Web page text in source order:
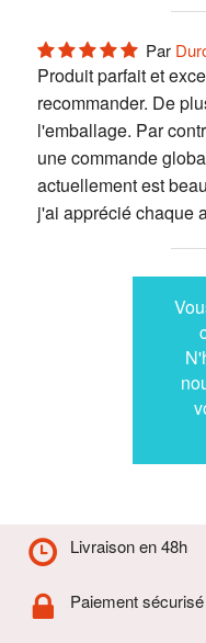
Par
Produit parfait et
recommander. De
l'emballage. Par
une commande
actuellement est
j'ai apprécié chaque
Livraison en 48h
Paiement sécurisé